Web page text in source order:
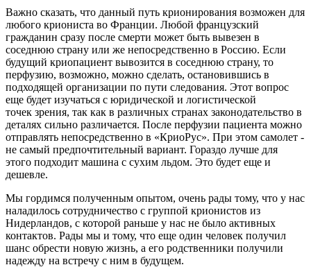
Важно сказать, что данный путь крионирования возможен для
любого криониста во Франции. Любой французский
гражданин сразу после смерти может быть вывезен в
соседнюю страну или же непосредственно в Россию. Если
будущий криопациент вывозится в соседнюю страну, то
перфузию, возможно, можно сделать, остановившись в
подходящей организации по пути следования. Этот вопрос
еще будет изучаться с юридической и логистической
точек зрения, так как в различных странах законодательство в
деталях сильно различается. После перфузии пациента можно
отправлять непосредственно в «КриоРус». При этом самолет -
не самый предпочтительный вариант. Гораздо лучше для
этого подходит машина с сухим льдом. Это будет еще и
дешевле.
Мы гордимся полученным опытом, очень рады тому, что у нас
наладилось сотрудничество с группой крионистов из
Нидерландов, с которой раньше у нас не было активных
контактов. Рады мы и тому, что еще один человек получил
шанс обрести новую жизнь, а его родственники получили
надежду на встречу с ним в будущем.